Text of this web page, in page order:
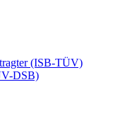
(ISB-TÜV)
DSB)